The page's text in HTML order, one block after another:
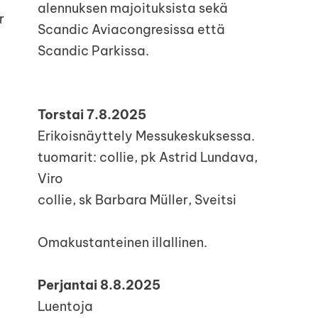
alennuksen majoituksista sekä
Scandic Aviacongresissa että
Scandic Parkissa.
Torstai 7.8.2025
Erikoisnäyttely Messukeskuksessa.
tuomarit: collie, pk Astrid Lundava,
Viro
collie, sk Barbara Müller, Sveitsi
Omakustanteinen illallinen.
Perjantai 8.8.2025
Luentoja